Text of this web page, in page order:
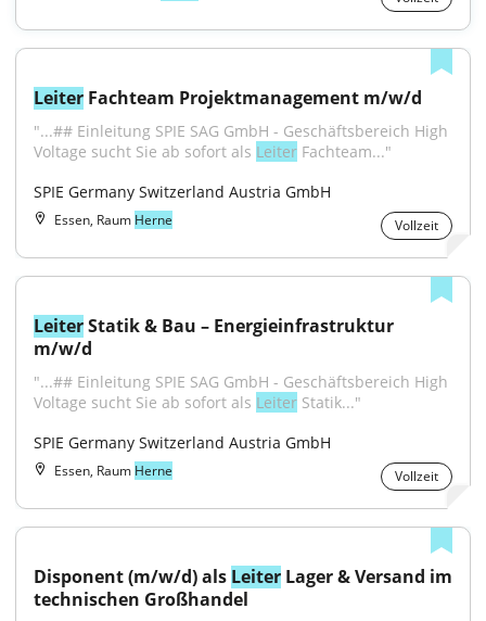
Leiter Fachteam Projektmanagement m/w/d
"...## Einleitung SPIE SAG GmbH - Geschäftsbereich High
Voltage sucht Sie ab sofort als Leiter Fachteam..."
SPIE Germany Switzerland Austria GmbH
Essen, Raum Herne Vollzeit
Leiter Statik & Bau – Energieinfrastruktur
m/w/d
"...## Einleitung SPIE SAG GmbH - Geschäftsbereich High
Voltage sucht Sie ab sofort als Leiter Statik..."
SPIE Germany Switzerland Austria GmbH
Essen, Raum Herne Vollzeit
Disponent (m/w/d) als Leiter Lager & Versand im
technischen Großhandel